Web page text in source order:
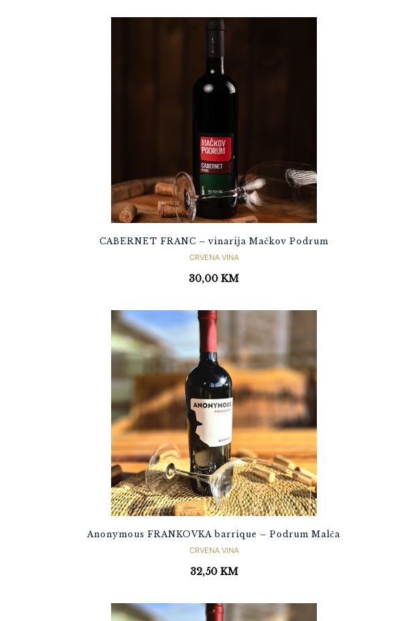
CABERNET FRANC – vinarija Mačkov Podrum
CRVENA VINA
30,00KM
Anonymous FRANKOVKA barrique – Podrum Malča
CRVENA VINA
32,50 KM